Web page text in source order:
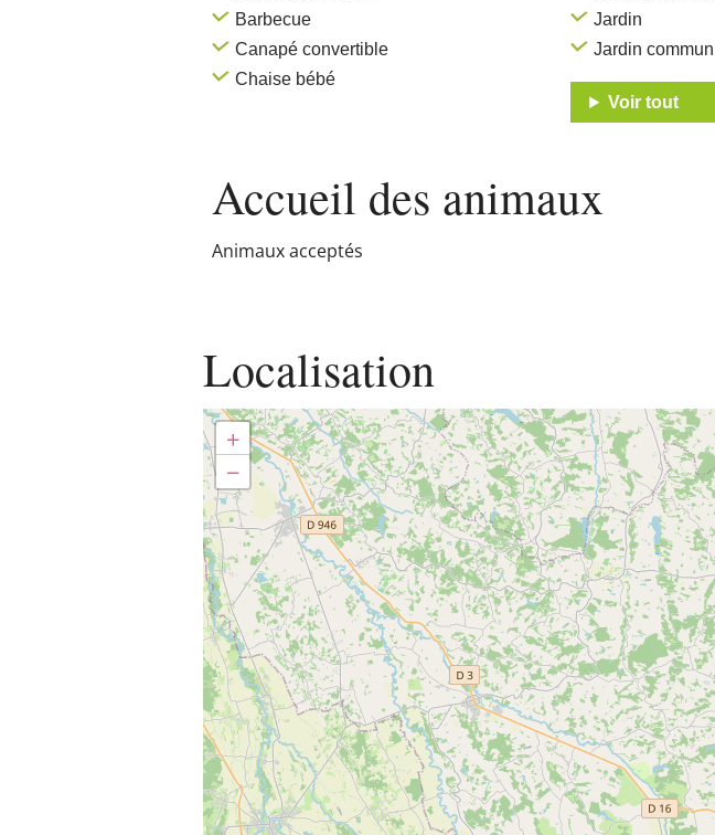
Barbecue
Canapé convertible
Chaise bébé
Jardin
Jardin commun
Voir tout
Accueil des animaux
Animaux acceptés
Localisation
+
−